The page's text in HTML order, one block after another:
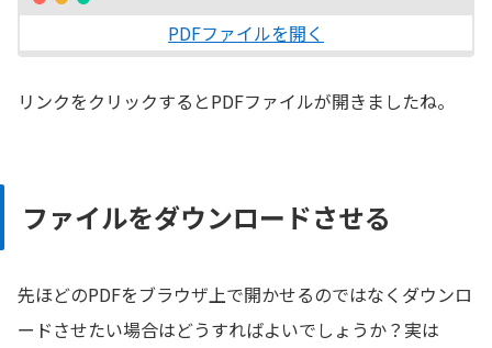
PDFファイルを開く
リンクをクリックするとPDFファイルが開きましたね。
ファイルをダウンロードさせる
先ほどのPDFをブラウザ上で開かせるのではなくダウンロ
ードさせたい場合はどうすればよいでしょうか？実は